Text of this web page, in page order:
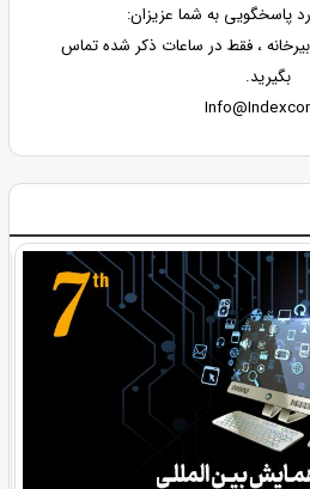
پاسخگویی به شما عزیزان:
، فقط در ساعات ذکر شده تماس
بگیرید.